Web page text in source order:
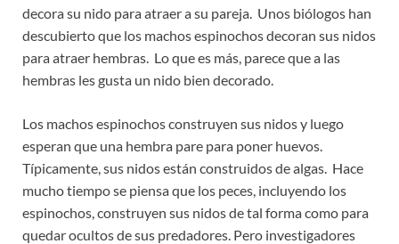
decora su nido para atraer a su pareja. Unos biólogos han
descubierto que los machos espinochos decoran sus nidos
para atraer hembras. Lo que es más, parece que a las
hembras les gusta un nido bien decorado.
Los machos espinochos construyen sus nidos y luego
esperan que una hembra pare para poner huevos.
Típicamente, sus nidos están construidos de algas. Hace
mucho tiempo se piensa que los peces, incluyendo los
espinochos, construyen sus nidos de tal forma como para
quedar ocultos de sus predadores. Pero investigadores